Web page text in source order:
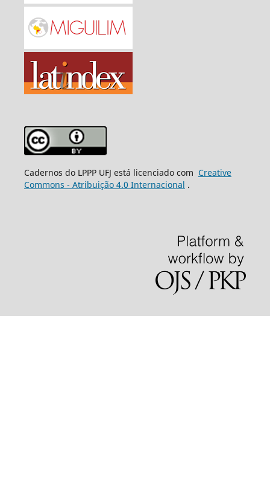
Cadernos do LPPP UFJ está licenciado com Creative
Commons - Atribuição 4.0 Internacional .